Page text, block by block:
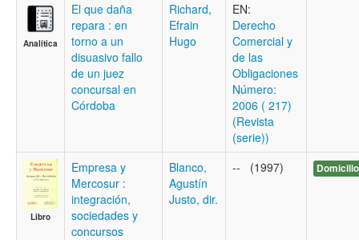
Analítica
El que daña
repara : en
torno a un
disuasivo fallo
de un juez
concursal en
Córdoba
Richard,
Efrain
Hugo
EN:
Derecho
Comercial y
de las
Obligaciones
Número:
2006 ( 217)
(Revista
(serie))
Libro
Empresa y
Mercosur :
integración,
sociedades y
concursos
Blanco,
Agustín
Justo, dir.
-- (1997) Domicilio